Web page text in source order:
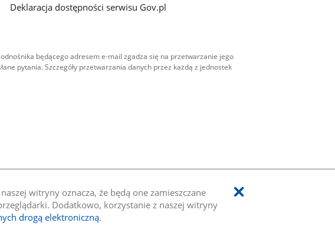
witryny oznacza, że będą one zamieszczane
Dodatkowo, korzystanie z naszej witryny
drogą elektroniczną.
Deklaracja dostępności serwisu Gov.pl
będącego adresem e-mail zgadza się na przetwarzanie jego
pytania. Szczegóły przetwarzania danych przez każdą z jednostek